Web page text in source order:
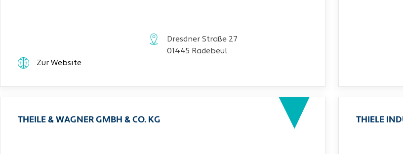
Dresdner Straße 27
01445 Radebeul
Zur Website
THEILE & WAGNER GMBH & CO. KG THIELE